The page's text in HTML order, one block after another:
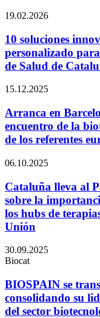
19.02.2026
10 soluciones
personalizado
de Salud de
15.12.2025
Arranca en
encuentro de la
de los referentes
06.10.2025
Cataluña lleva al
sobre la
los hubs de
Unión
30.09.2025
Biocat
BIOSPAIN se
consolidando su
del sector